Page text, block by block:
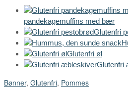
pandekagemuffins med bær
Glutenfri
Glutenfri øl
Glutenfri
Bønner, Glutenfri, Pommes